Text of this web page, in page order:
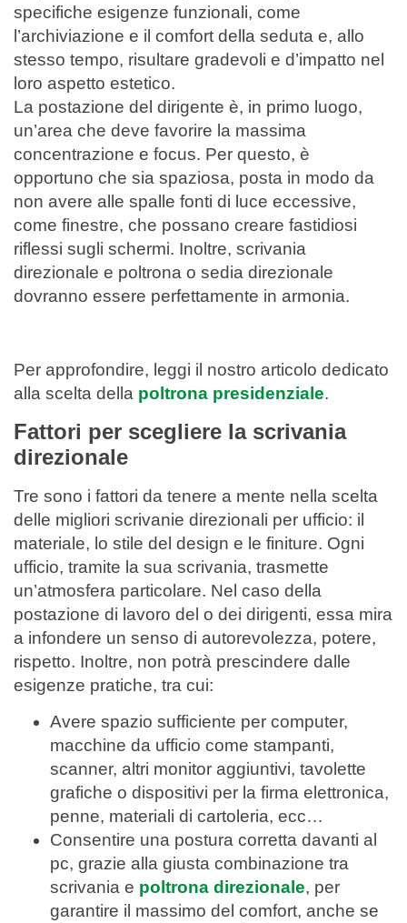
specifiche esigenze funzionali, come
l’archiviazione e il comfort della seduta e, allo
stesso tempo, risultare gradevoli e d’impatto nel
loro aspetto estetico.
La postazione del dirigente è, in primo luogo,
un’area che deve favorire la massima
concentrazione e focus. Per questo, è
opportuno che sia spaziosa, posta in modo da
non avere alle spalle fonti di luce eccessive,
come finestre, che possano creare fastidiosi
riflessi sugli schermi. Inoltre, scrivania
direzionale e poltrona o sedia direzionale
dovranno essere perfettamente in armonia.
Per approfondire, leggi il nostro articolo dedicato
alla scelta della poltrona presidenziale.
Fattori per scegliere la scrivania
direzionale
Tre sono i fattori da tenere a mente nella scelta
delle migliori scrivanie direzionali per ufficio: il
materiale, lo stile del design e le finiture. Ogni
ufficio, tramite la sua scrivania, trasmette
un’atmosfera particolare. Nel caso della
postazione di lavoro del o dei dirigenti, essa mira
a infondere un senso di autorevolezza, potere,
rispetto. Inoltre, non potrà prescindere dalle
esigenze pratiche, tra cui:
Avere spazio sufficiente per computer,
macchine da ufficio come stampanti,
scanner, altri monitor aggiuntivi, tavolette
grafiche o dispositivi per la firma elettronica,
penne, materiali di cartoleria, ecc…
Consentire una postura corretta davanti al
pc, grazie alla giusta combinazione tra
scrivania e poltrona direzionale, per
garantire il massimo del comfort, anche se